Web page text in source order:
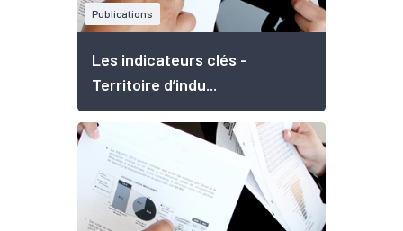
Publications
Les indicateurs clés -
Territoire d’indu...